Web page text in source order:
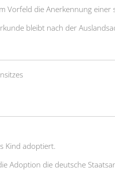
Vorfeld die Anerkennung einer
bleibt nach der
Kind adoptiert.
Adoption die deutsche